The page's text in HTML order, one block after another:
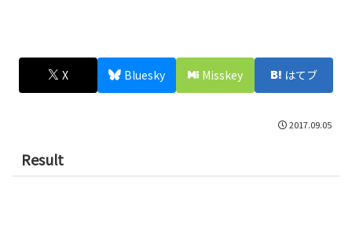
X Bluesky Misskey はてブ
2017.09.05
Result